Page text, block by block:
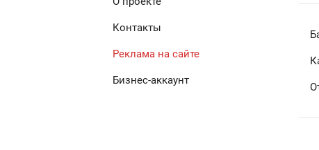
Контакты
Реклама на сайте
Бизнес-аккаунт